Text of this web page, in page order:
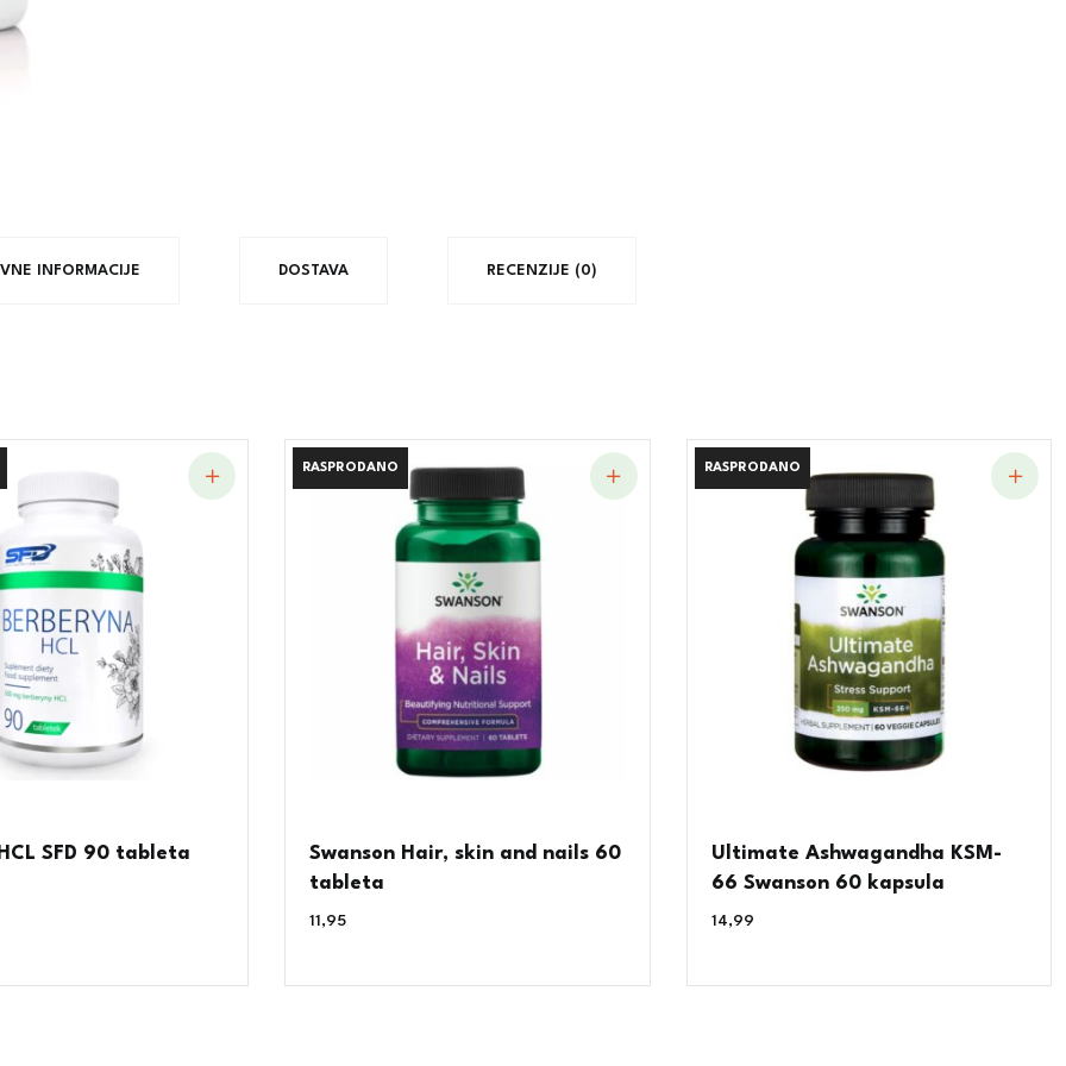
INFORMACIJE DOSTAVA RECENZIJE (0)
SFD 90 tableta
RASPRODANO
RASPRODANO
Swanson Hair, skin and nails 60
tableta
11,95
RASPRODANO
RASPRODANO
Ultimate Ashwagandha KSM-
66 Swanson 60 kapsula
14,99